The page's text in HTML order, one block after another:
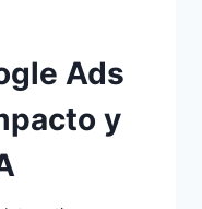
Ads
y